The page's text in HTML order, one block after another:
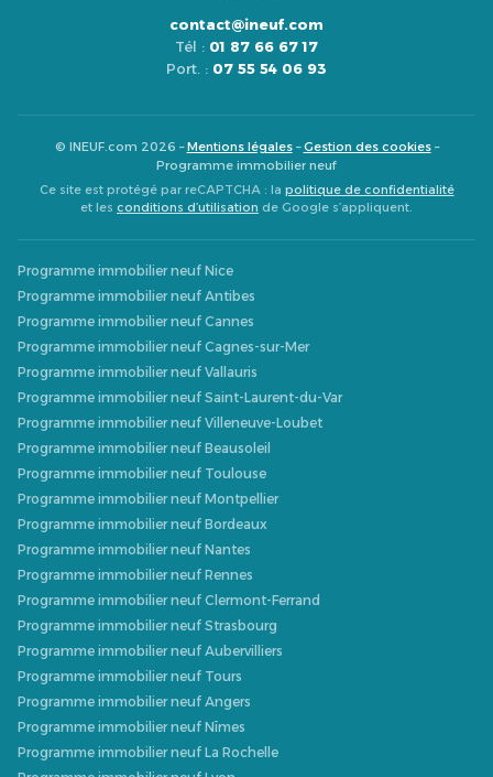
contact@ineuf.com
Tél : 01 87 66 67 17
Port. : 07 55 54 06 93
© INEUF.com 2026 –Mentions légales–Gestion des cookies–
Programme immobilier neuf
Ce site est protégé par reCAPTCHA : la politique de confidentialité
et les conditions d’utilisation de Google s’appliquent.
Programme immobilier neuf Nice
Programme immobilier neuf Antibes
Programme immobilier neuf Cannes
Programme immobilier neuf Cagnes-sur-Mer
Programme immobilier neuf Vallauris
Programme immobilier neuf Saint-Laurent-du-Var
Programme immobilier neuf Villeneuve-Loubet
Programme immobilier neuf Beausoleil
Programme immobilier neuf Toulouse
Programme immobilier neuf Montpellier
Programme immobilier neuf Bordeaux
Programme immobilier neuf Nantes
Programme immobilier neuf Rennes
Programme immobilier neuf Clermont-Ferrand
Programme immobilier neuf Strasbourg
Programme immobilier neuf Aubervilliers
Programme immobilier neuf Tours
Programme immobilier neuf Angers
Programme immobilier neuf Nîmes
Programme immobilier neuf La Rochelle